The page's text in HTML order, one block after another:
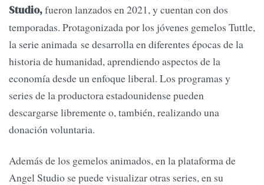
Studio,fueron lanzados en 2021, y cuentan con dos
temporadas. Protagonizada por los jóvenes gemelos Tuttle,
la serie animada se desarrolla en diferentes épocas de la
historia de humanidad, aprendiendo aspectos de la
economía desde un enfoque liberal. Los programas y
series de la productora estadounidense pueden
descargarse libremente o, también, realizando una
donación voluntaria.
Además de los gemelos animados, en la plataforma de
Angel Studio se puede visualizar otras series, en su